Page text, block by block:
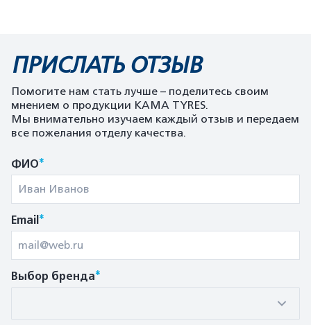
ПРИСЛАТЬ ОТЗЫВ
Помогите нам стать лучше – поделитесь своим
мнением о продукции KAMA TYRES.
Мы внимательно изучаем каждый отзыв и передаем
все пожелания отделу качества.
ФИО*
Email*
Выбор бренда*